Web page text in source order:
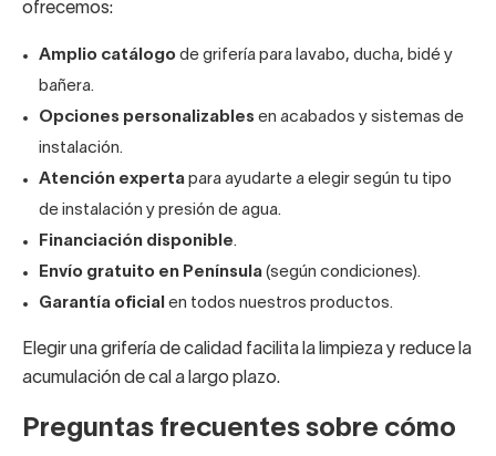
ofrecemos:
Amplio catálogo de grifería para lavabo, ducha, bidé y
bañera.
Opciones personalizables en acabados y sistemas de
instalación.
Atención experta para ayudarte a elegir según tu tipo
de instalación y presión de agua.
Financiación disponible.
Envío gratuito en Península (según condiciones).
Garantía oficial en todos nuestros productos.
Elegir una grifería de calidad facilita la limpieza y reduce la
acumulación de cal a largo plazo.
Preguntas frecuentes sobre cómo